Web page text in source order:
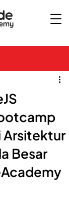
Arsitektur
Besar